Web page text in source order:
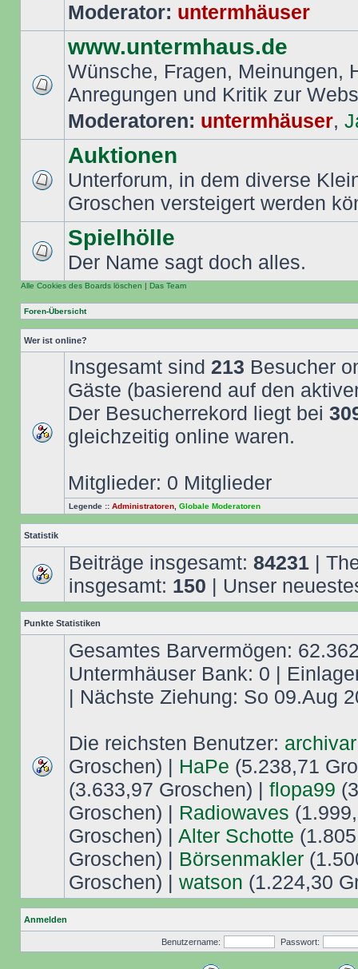
Moderator: untermhäuser
www.untermhaus.de
Wünsche, Fragen, Meinungen,
Anregungen und Kritik zur
Moderatoren: untermhäuser,
Auktionen
Unterforum, in dem diverse
Groschen versteigert werden
Spielhölle
Der Name sagt doch alles.
Alle Cookies des Boards löschen | Das Team
Foren-Übersicht
Wer ist online?
Insgesamt sind 213 Besucher
Gäste (basierend auf den
Der Besucherrekord liegt bei
gleichzeitig online waren.
Mitglieder: 0 Mitglieder
Legende :: Administratoren Globale Moderatoren
Statistik
Beiträge insgesamt: 84231 |
insgesamt: 150 | Unser
Punkte Statistiken
Gesamtes Barvermögen:
Untermhäuser Bank: 0 |
| Nächste Ziehung: So 09.Aug
Die reichsten Benutzer: archivar
Groschen) | HaPe (5.238,71
(3.633,97 Groschen) | flopa99
Groschen) | Radiowaves
Groschen) | Alter Schotte
Groschen) | Börsenmakler
Groschen) | watson (1.224,30
Anmelden
Benutzername: Passwort: